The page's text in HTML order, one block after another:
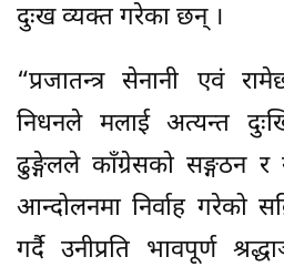
दुःख व्यक्त गरेका छन् ।
“प्रजातन्त्र सेनानी एवं
निधनले मलाई अत्यन्त
ढुङ्गेलले काँग्रेसको सङ्गठन र
आन्दोलनमा निर्वाह गरेको
गर्दै उनीप्रति भावपूर्ण